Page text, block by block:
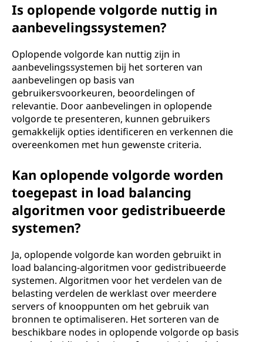
Is oplopende volgorde nuttig in
aanbevelingssystemen?
Oplopende volgorde kan nuttig zijn in
aanbevelingssystemen bij het sorteren van
aanbevelingen op basis van
gebruikersvoorkeuren, beoordelingen of
relevantie. Door aanbevelingen in oplopende
volgorde te presenteren, kunnen gebruikers
gemakkelijk opties identificeren en verkennen die
overeenkomen met hun gewenste criteria.
Kan oplopende volgorde worden
toegepast in load balancing
algoritmen voor gedistribueerde
systemen?
Ja, oplopende volgorde kan worden gebruikt in
load balancing-algoritmen voor gedistribueerde
systemen. Algoritmen voor het verdelen van de
belasting verdelen de werklast over meerdere
servers of knooppunten om het gebruik van
bronnen te optimaliseren. Het sorteren van de
beschikbare nodes in oplopende volgorde op basis